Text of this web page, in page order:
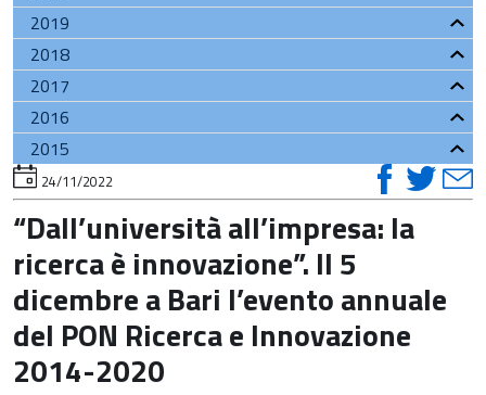
2019
2018
2017
2016
2015
torna
all'inizio
del
contenuto
24/11/2022
susu
“Dall’università all’impresa: la
ricerca è innovazione”. Il 5
dicembre a Bari l’evento annuale
del PON Ricerca e Innovazione
2014-2020